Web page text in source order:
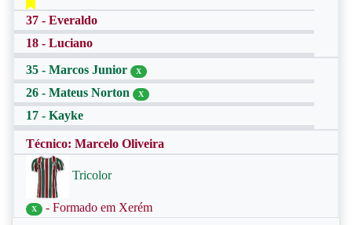
37 - Everaldo
18 - Luciano
35 - Marcos Junior
X
26 - Mateus Norton X
17 - Kayke
Técnico: Marcelo Oliveira
Tricolor
X - Formado em Xerém